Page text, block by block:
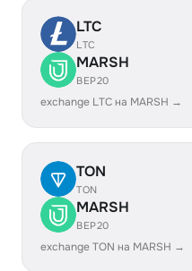
LTC
LTC
MARSH
BEP20
exchange LTC на MARSH →
TON
TON
MARSH
BEP20
exchange TON на MARSH →